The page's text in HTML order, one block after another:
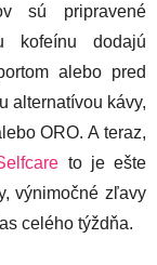
sú pripravené
kofeínu dodajú
alebo pred
alternatívou kávy,
ORO. A teraz,
to je ešte
výnimočné zľavy
celého týždňa.